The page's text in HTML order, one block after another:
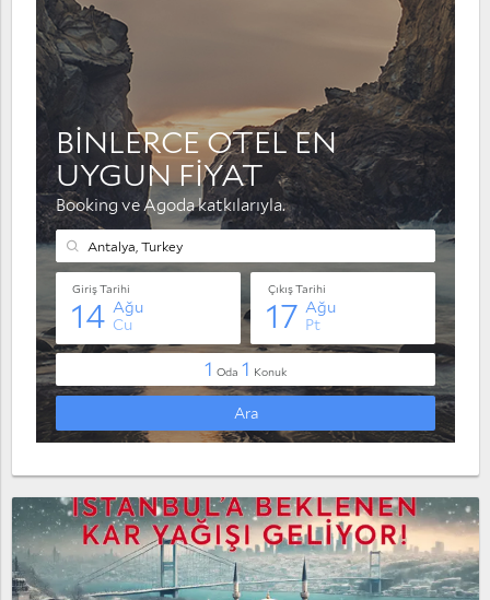
Kemer Köprülü
Korkuteli Manavgat
Muratpaşa Serik Taşağıl
Yaylaalan Konyaaltı